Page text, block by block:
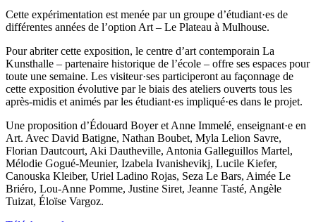
Cette expérimentation est menée par un groupe d’étudiant·es de
différentes années de l’option Art – Le Plateau à Mulhouse.
Pour abriter cette exposition, le centre d’art contemporain La
Kunsthalle – partenaire historique de l’école – offre ses espaces pour
toute une semaine. Les visiteur·ses participeront au façonnage de
cette exposition évolutive par le biais des ateliers ouverts tous les
après-midis et animés par les étudiant·es impliqué·es dans le projet.
Une proposition d’Édouard Boyer et Anne Immelé, enseignant·e en
Art. Avec David Batigne, Nathan Boubet, Myla Lelion Savre,
Florian Dautcourt, Aki Dautheville, Antonia Galleguillos Martel,
Mélodie Gogué-Meunier, Izabela Ivanishevikj, Lucile Kiefer,
Canouska Kleiber, Uriel Ladino Rojas, Seza Le Bars, Aimée Le
Briéro, Lou-Anne Pomme, Justine Siret, Jeanne Tasté, Angèle
Tuizat, Éloïse Vargoz.